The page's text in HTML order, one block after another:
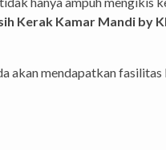
Kerak Kamar Mandi by
akan mendapatkan